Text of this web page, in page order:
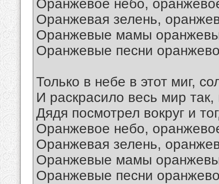
Оранжевое небо,
Оранжевая зелень,
Оранжевые мамы
Оранжевые песни
Только в небе в этот миг,
И раскрасило весь мир так,
Дядя посмотрел вокруг и
Оранжевое небо,
Оранжевая зелень,
Оранжевые мамы
Оранжевые песни